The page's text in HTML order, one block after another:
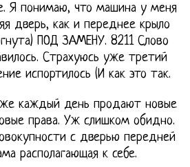
Я понимаю, что машина у меня
дверь, как и переднее крыло
ПОД ЗАМЕНУ. 8211 Слово
Страхуюсь уже третий
испортилось (И как это так.
каждый день продают новые
права. Уж слишком обидно.
с дверью передней
располагающая к себе.